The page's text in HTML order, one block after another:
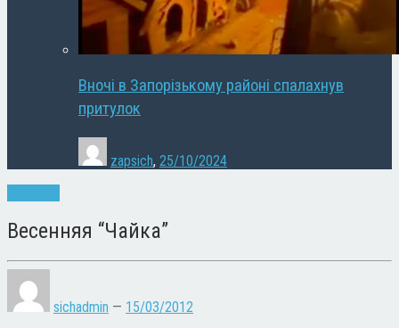
Вночі в Запорізькому районі спалахнув
притулок
zapsich, 25/10/2024
Весенняя “Чайка”
sichadmin — 15/03/2012